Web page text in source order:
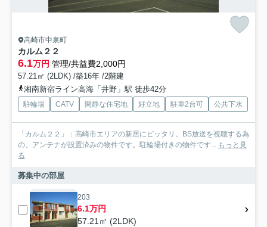
高崎市中泉町
カルム２２
6.1万円 管理/共益費2,000円
57.21㎡ (2LDK) /築16年 /2階建
湘南新宿ライン高海「井野」駅 徒歩42分
駐輪場 CATV 閑静な住宅地 好立地 駐車2台可 公共下水
「カルム２２」：高崎市エリアの新居にピッタリ。BS放送を視聴する為
の、アンテナが設置済みの物件です。駐輪場付きの物件です... もっと見
る
募集中の部屋
203
6.1万円
57.21㎡ (2LDK)